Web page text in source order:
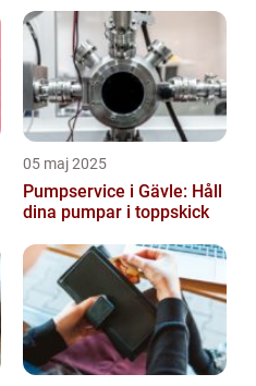
05 maj 2025
Pumpservice i Gävle: Håll
dina pumpar i toppskick